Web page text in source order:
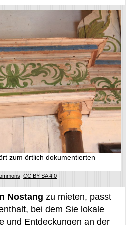
zum örtlich dokumentierten
CC BY-SA 4.0
Nostang zu mieten, passt
bei dem Sie lokale
und Entdeckungen an der